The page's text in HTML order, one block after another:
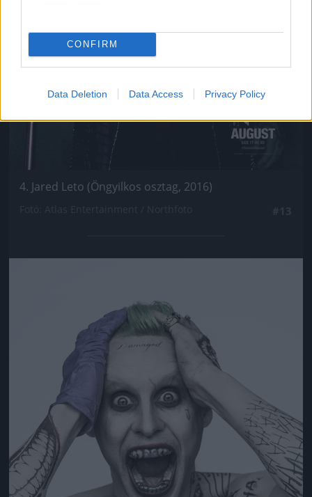
CONFIRM
Data Deletion Data Access Privacy Policy
4. Jared Leto (Öngyilkos osztag, 2016)